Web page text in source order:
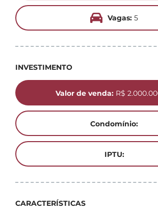
Vagas:5
INVESTIMENTO
Valor de venda: R$
Condomínio:
IPTU:
CARACTERÍSTICAS